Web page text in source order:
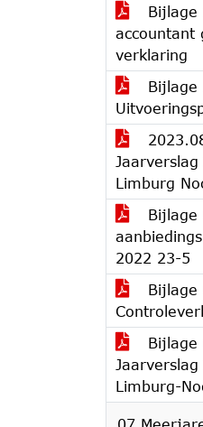
Bijlage
accountant
verklaring
Bijlage
Jaarverslag
Limburg
2022 23-5
Jaarverslag
Limburg-